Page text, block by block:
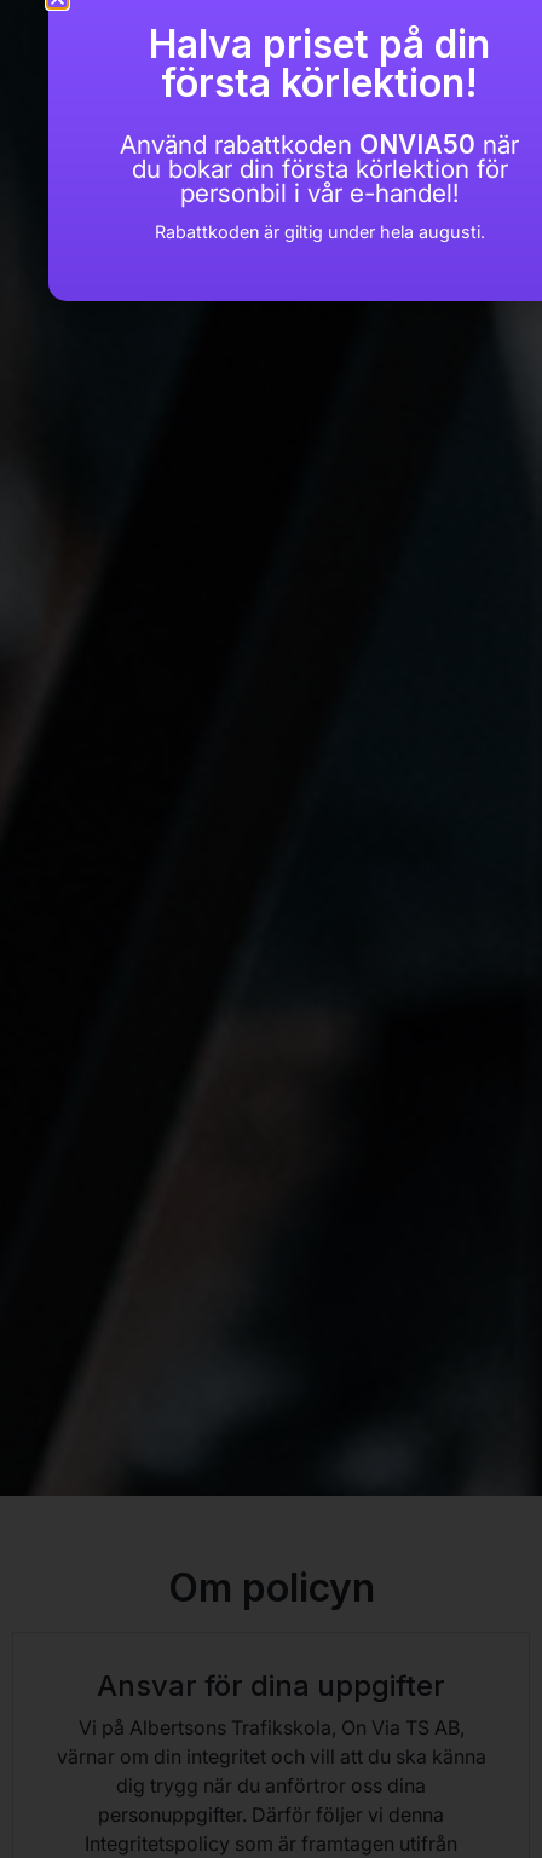
Om policyn
Ansvar för dina uppgifter
Vi på Albertsons Trafikskola, On Via TS AB,
värnar om din integritet och vill att du ska känna
dig trygg när du anförtror oss dina
personuppgifter. Därför följer vi denna
Integritetspolicy som är framtagen utifrån
Halva priset på din
första körlektion!
Använd rabattkoden ONVIA50 när
du bokar din första körlektion för
personbil i vår e-handel!
Rabattkoden är giltig under hela augusti.